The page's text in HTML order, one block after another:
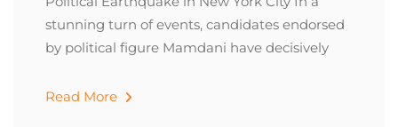
stunning turn of events, candidates endorsed
by political figure Mamdani have decisively
Read More